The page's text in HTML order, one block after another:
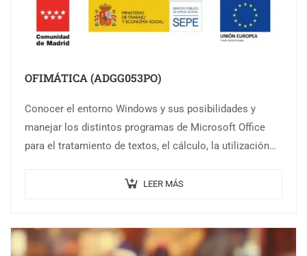
OFIMÁTICA (ADGG053PO)
Conocer el entorno Windows y sus posibilidades y
manejar los distintos programas de Microsoft Office
para el tratamiento de textos, el cálculo, la utilización
LEER MÁS